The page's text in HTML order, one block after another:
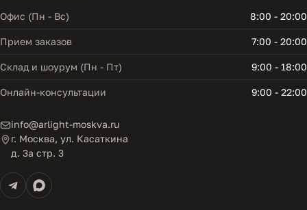
Офис (Пн - Вс) 8:00 - 20:00
Прием заказов 7:00 - 20:00
Склад и шоурум (Пн - Пт) 9:00 - 18:00
Онлайн-консультации 9:00 - 22:00
info@arlight-moskva.ru
г. Москва, ул. Касаткина
д. 3а стр. 3